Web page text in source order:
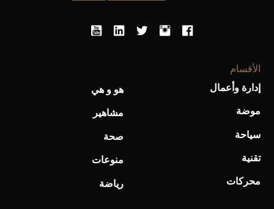
الأقسام
إدارة وأعمال
موضة
سياحة
تقنية
محركات
هو و هي
مشاهير
صحة
منوعات
رياضة